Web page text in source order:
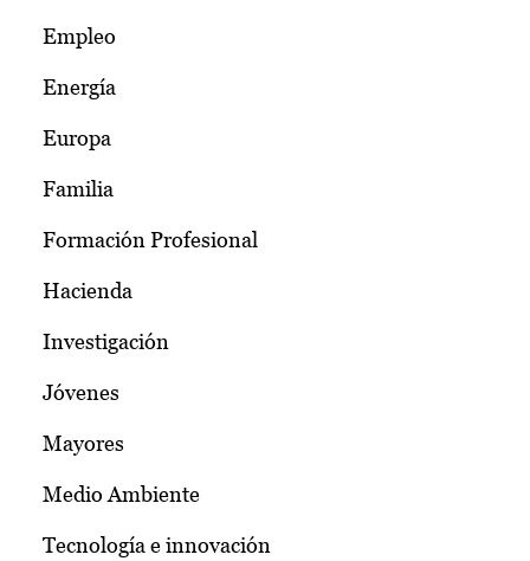
Empleo
Energía
Europa
Familia
Formación Profesional
Hacienda
Investigación
Jóvenes
Mayores
Medio Ambiente
Tecnología e innovación